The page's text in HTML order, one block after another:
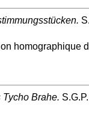
homographique
Brahe.